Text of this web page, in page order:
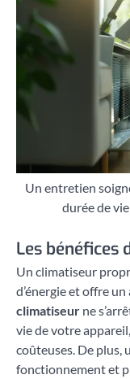
Un entretien
durée de
Les bénéfices
Un climatiseur
d’énergie et offre un
climatiseur ne
vie de votre
coûteuses. De
fonctionnement et